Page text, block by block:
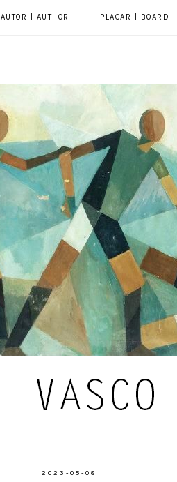
AUTOR | AUTHOR PLACAR | BOARD
2023-05-08